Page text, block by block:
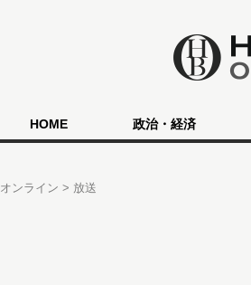
HOME 政治・経済
ンライン 放送